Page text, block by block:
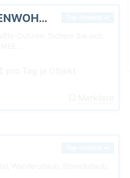
DUHNEN CUXHAVEN MEERBLICK FERIENWOHNUNG MEERKIEKER AM STRAND